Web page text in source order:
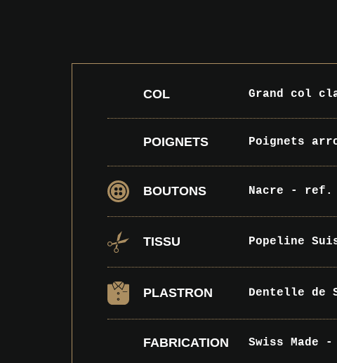
COL Grand col
POIGNETS Poignets
BOUTONS Nacre - ref.
TISSU Popeline
PLASTRON Dentelle de
FABRICATION Swiss Made